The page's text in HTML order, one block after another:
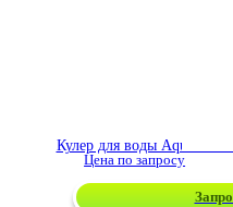
Кулер для воды Aqua Well
Цена по запросу